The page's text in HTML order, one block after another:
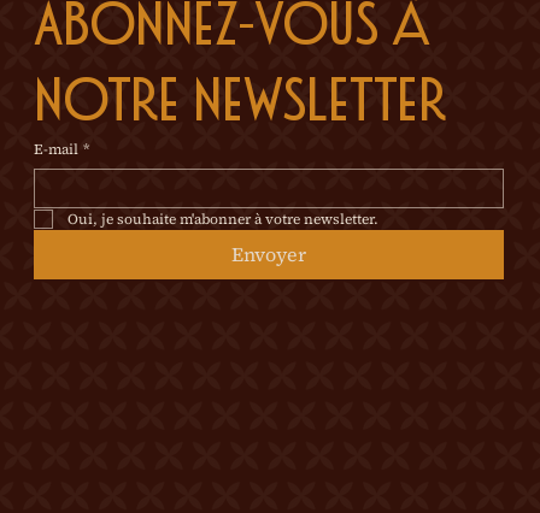
Abonnez-vous à
notre newsletter
E-mail *
Oui, je souhaite m'abonner à votre newsletter.
Envoyer